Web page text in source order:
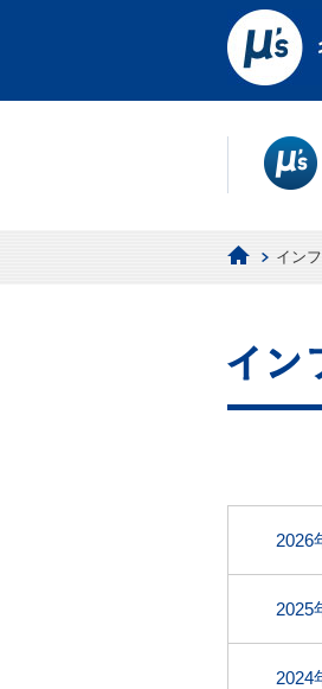
イン
2026
2025
2024